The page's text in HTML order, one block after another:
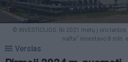
© INVESTICIJOS. Iki 2021 metų į oro
nafta“ investavo 8 mln.
Verslas